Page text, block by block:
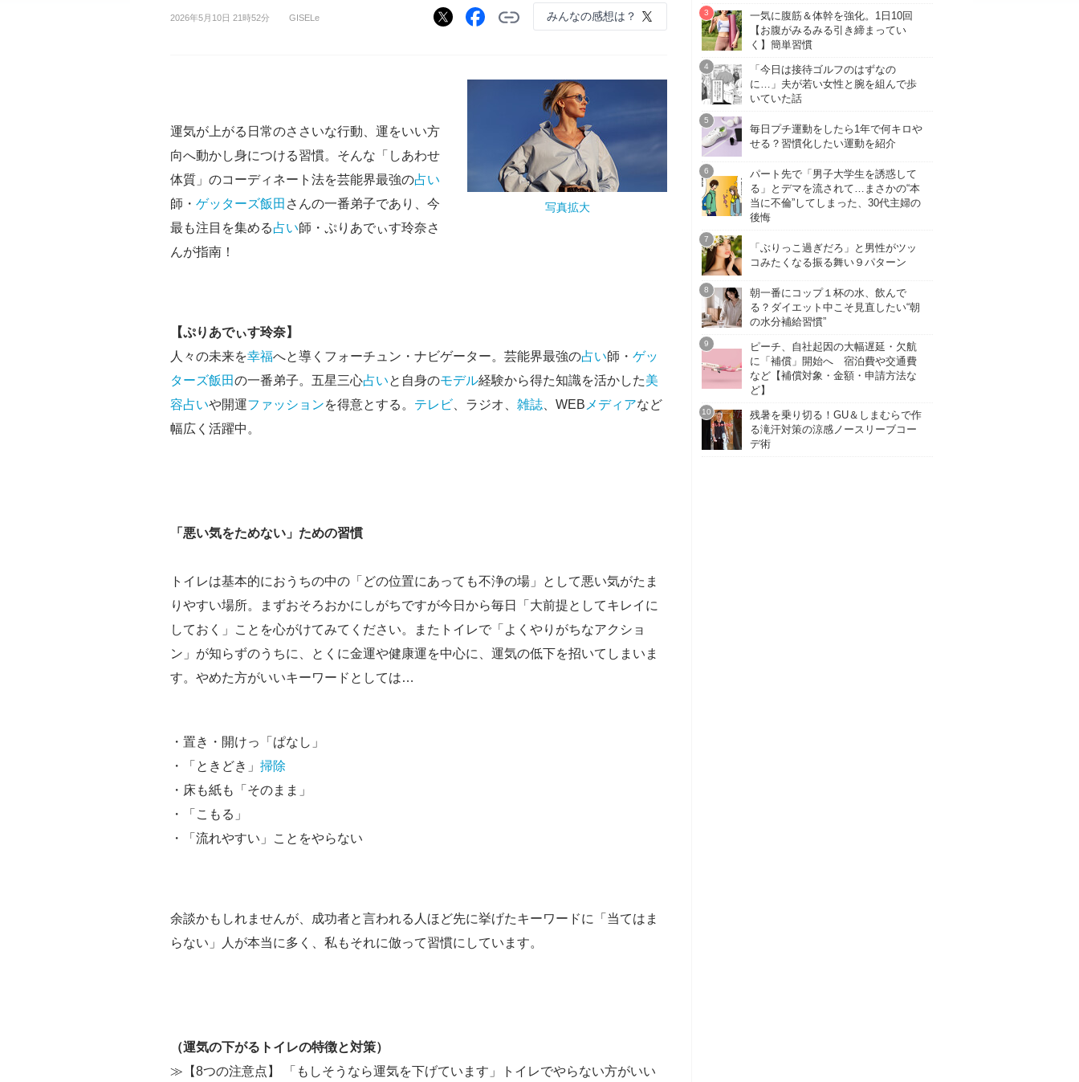
2026年5月10日 21時52分 GISELe みんなの感想は？
写真拡大
運気が上がる日常のささいな行動、運をいい方
向へ動かし身につける習慣。そんな「しあわせ
体質」のコーディネート法を芸能界最強の占い
師・ ゲッターズ飯田 さんの一番弟子であり、今
最も注目を集める占い師・ぷりあでぃす玲奈さ
んが指南！
【ぷりあでぃす玲奈】
人々の未来を幸福へと導くフォーチュン・ナビゲーター。芸能界最強の占い師・ ゲッ
ターズ飯田の一番弟子。五星三心占いと自身のモデル経験から得た知識を活かした美
容占いや開運ファッションを得意とする。 テレビ 、ラジオ、 雑誌 、WEB メディアなど
幅広く活躍中。
「悪い気をためない」ための習慣
トイレは基本的におうちの中の「どの位置にあっても不浄の場」として悪い気がたま
りやすい場所。まずおそろおかにしがちですが今日から毎日「大前提としてキレイに
しておく」ことを心がけてみてください。またトイレで「よくやりがちなアクショ
ン」が知らずのうちに、とくに金運や健康運を中心に、運気の低下を招いてしまいま
す。やめた方がいいキーワードとしては…
・置き・開けっ「ぱなし」
・「ときどき」 掃除
・床も紙も「そのまま」
・「こもる」
・「流れやすい」ことをやらない
余談かもしれませんが、成功者と言われる人ほど先に挙げたキーワードに「当てはま
らない」人が本当に多く、私もそれに倣って習慣にしています。
（運気の下がるトイレの特徴と対策）
≫【8つの注意点】 「もしそうなら運気を下げています」トイレでやらない方がいい
一気に腹筋＆体幹を強化。1日10回
【お腹がみるみる引き締まってい
く】簡単習慣
「今日は接待ゴルフのはずなの
に…」夫が若い女性と腕を組んで歩
いていた話
毎日プチ運動をしたら1年で何キロや
せる？習慣化したい運動を紹介
パート先で「男子大学生を誘惑して
る」とデマを流されて…まさかの“本
当に不倫”してしまった、30代主婦の
後悔
「ぶりっこ過ぎだろ」と男性がツッ
コみたくなる振る舞い９パターン
朝一番にコップ１杯の水、飲んで
る？ダイエット中こそ見直したい“朝
の水分補給習慣”
ピーチ、自社起因の大幅遅延・欠航
に「補償」開始へ 宿泊費や交通費
など【補償対象・金額・申請方法な
ど】
残暑を乗り切る！GU＆しまむらで作
る滝汗対策の涼感ノースリーブコー
デ術